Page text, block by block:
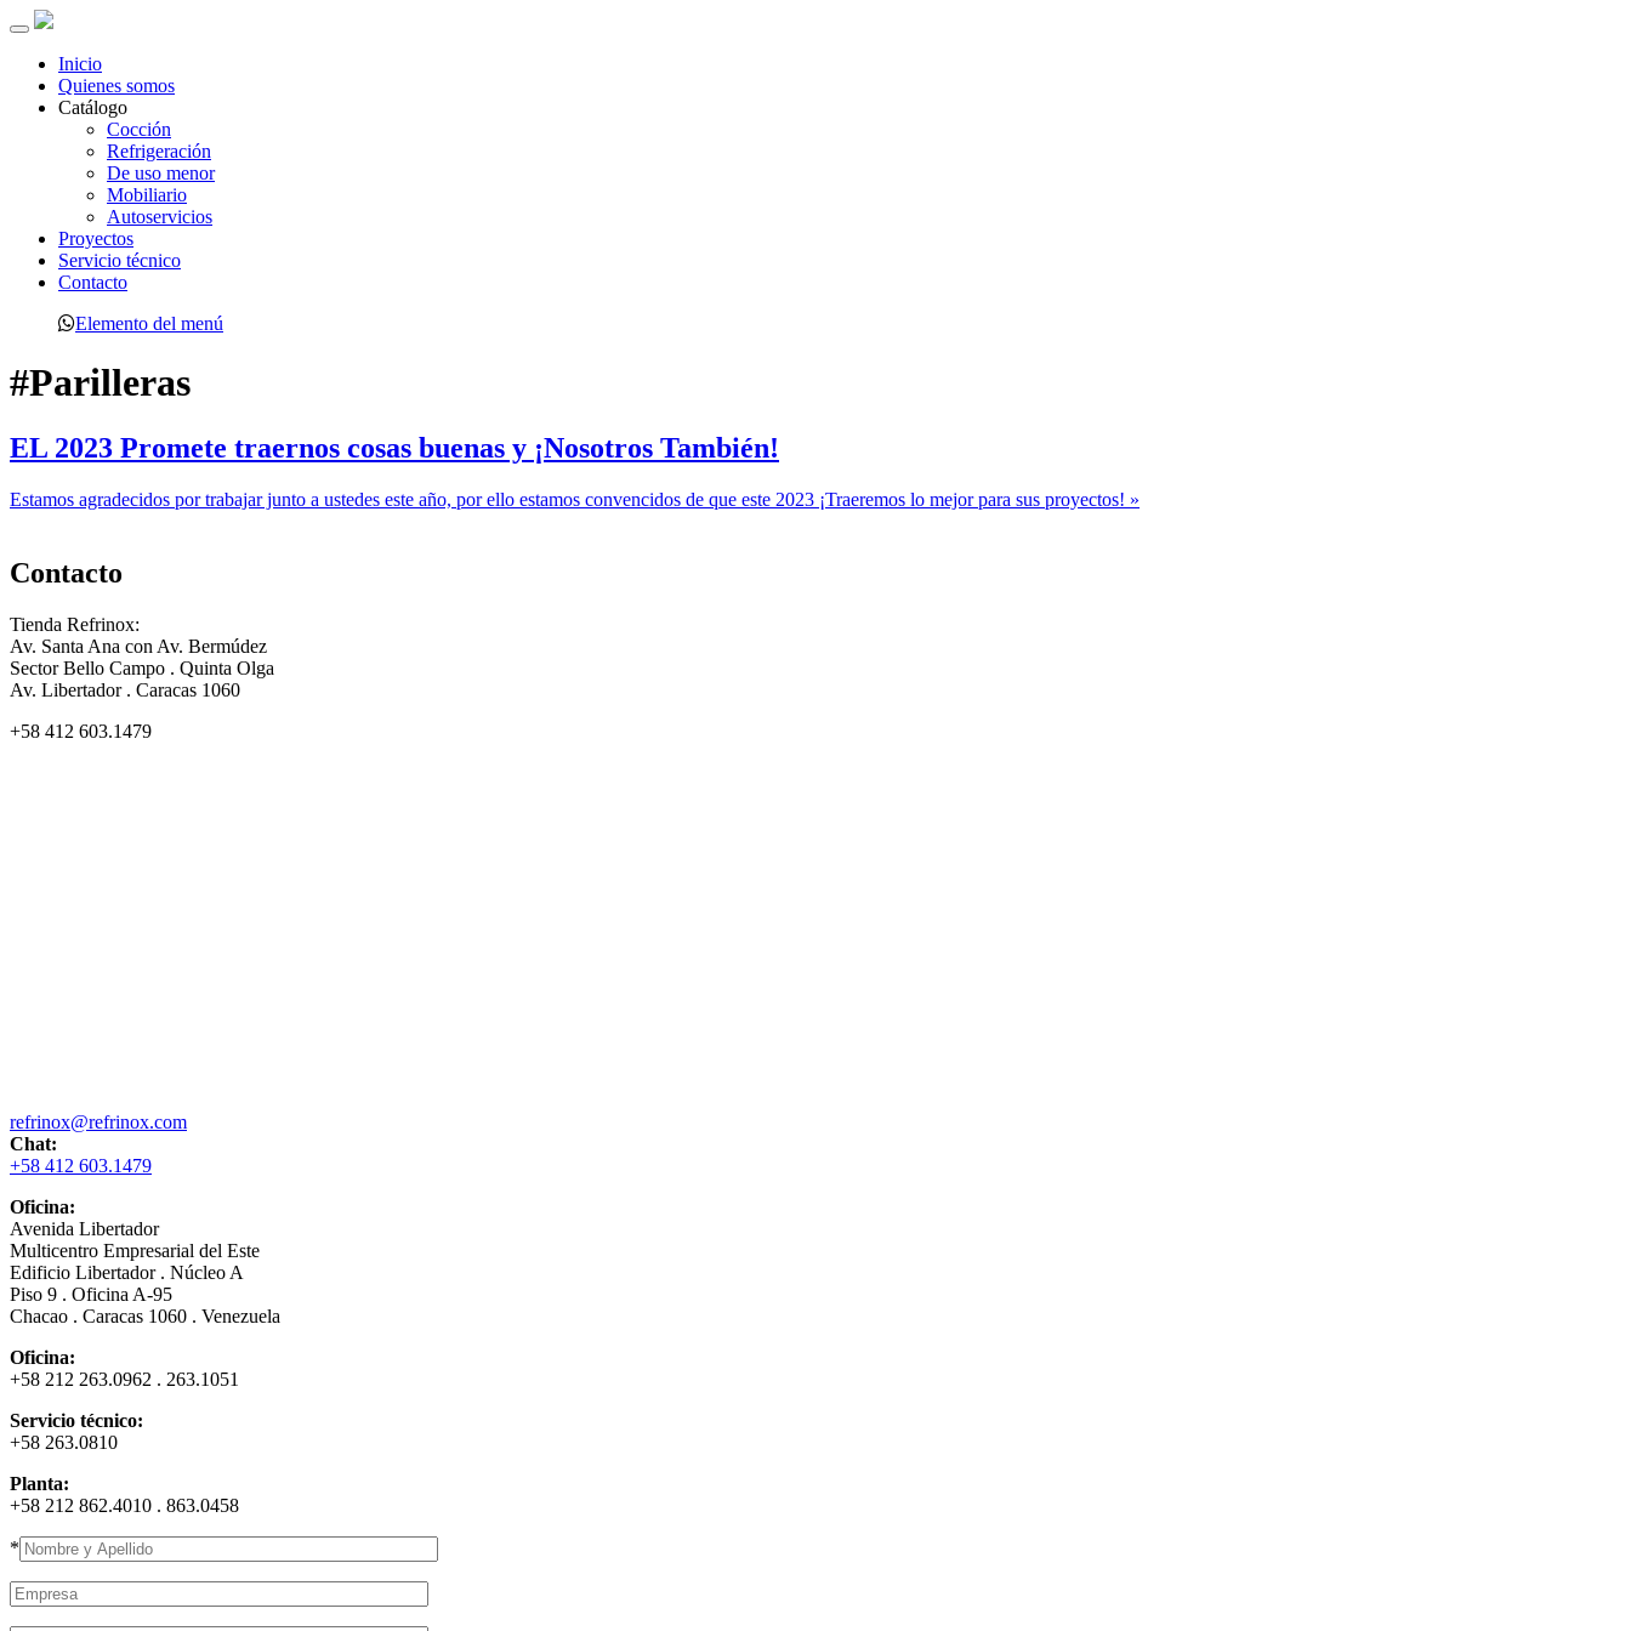
Toggle
navigation
Inicio
Quienes somos
Catálogo
Cocción
Refrigeración
De uso menor
Mobiliario
Autoservicios
Proyectos
Servicio técnico
Contacto
Elemento del menú
#Parilleras
EL 2023 Promete traernos cosas buenas y ¡Nosotros También!
Estamos agradecidos por trabajar junto a ustedes este año, por ello estamos convencidos de que este 2023 ¡Traeremos lo mejor para sus proyectos! »
Contacto
Tienda Refrinox:
Av. Santa Ana con Av. Bermúdez
Sector Bello Campo . Quinta Olga
Av. Libertador . Caracas 1060
+58 412 603.1479
refrinox@refrinox.com
Chat:
+58 412 603.1479
Oficina:
Avenida Libertador
Multicentro Empresarial del Este
Edificio Libertador . Núcleo A
Piso 9 . Oficina A-95
Chacao . Caracas 1060 . Venezuela
Oficina:
+58 212 263.0962 . 263.1051
Servicio técnico:
+58 263.0810
Planta:
+58 212 862.4010 . 863.0458
*